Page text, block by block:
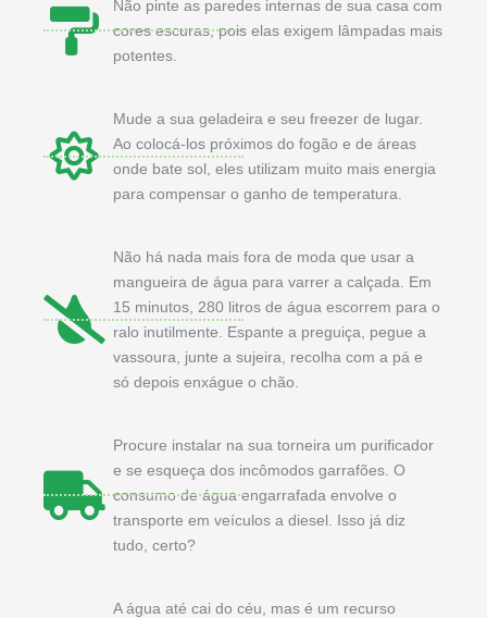
Não pinte as paredes internas de sua casa com
cores escuras, pois elas exigem lâmpadas mais
potentes.
Mude a sua geladeira e seu freezer de lugar.
Ao colocá-los próximos do fogão e de áreas
onde bate sol, eles utilizam muito mais energia
para compensar o ganho de temperatura.
Não há nada mais fora de moda que usar a
mangueira de água para varrer a calçada. Em
15 minutos, 280 litros de água escorrem para o
ralo inutilmente. Espante a preguiça, pegue a
vassoura, junte a sujeira, recolha com a pá e
só depois enxágue o chão.
Procure instalar na sua torneira um purificador
e se esqueça dos incômodos garrafões. O
consumo de água engarrafada envolve o
transporte em veículos a diesel. Isso já diz
tudo, certo?
A água até cai do céu, mas é um recurso